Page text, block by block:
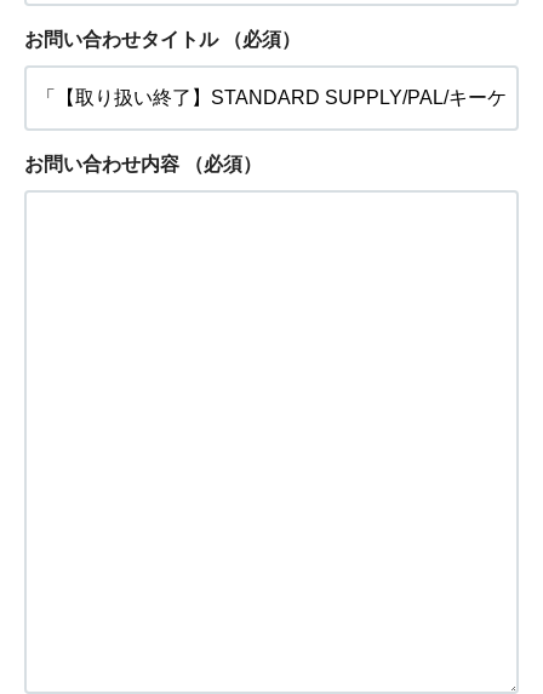
お問い合わせタイトル （必須）
お問い合わせ内容 （必須）